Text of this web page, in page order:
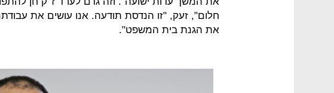
חלום", זעק, "זו הנדסת תודעה. אנו עושים את
את הגנת בית המשפט".